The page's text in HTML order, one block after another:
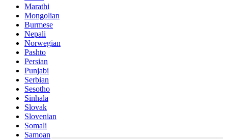
Marathi
Mongolian
Burmese
Nepali
Norwegian
Pashto
Persian
Punjabi
Serbian
Sesotho
Sinhala
Slovak
Slovenian
Somali
Samoan